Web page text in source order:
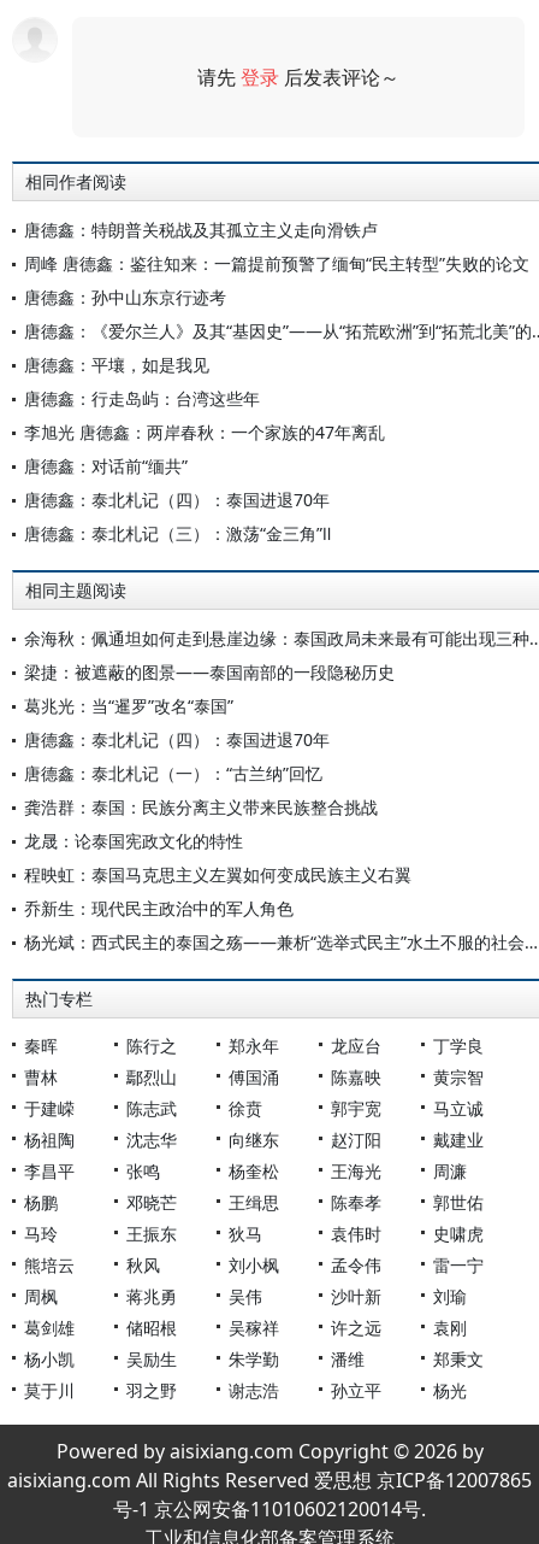
请先登录 后发表评论～
相同作者阅读
唐德鑫：特朗普关税战及其孤立主义走向滑铁卢
周峰 唐德鑫：鉴往知来：一篇提前预警了缅甸“民主转型”失败的论文
唐德鑫：孙中山东京行迹考
唐德鑫：《爱尔兰人》
唐德鑫：平壤，如是我见
唐德鑫：行走岛屿：台湾这些年
李旭光 唐德鑫：两岸春秋：一个家族的47年离乱
唐德鑫：对话前“缅共”
唐德鑫：泰北札记（四）：泰国进退70年
唐德鑫：泰北札记（三）：激荡“金三角”Ⅱ
相同主题阅读
余海秋：佩通坦如何走到悬崖
梁捷：被遮蔽的图景——泰国南部的一段隐秘历史
葛兆光：当“暹罗”改名“泰国”
唐德鑫：泰北札记（四）：泰国进退70年
唐德鑫：泰北札记（一）：“古兰纳”回忆
龚浩群：泰国：民族分离主义带来民族整合挑战
龙晟：论泰国宪政文化的特性
程映虹：泰国马克思主义左翼如何变成民族主义右翼
乔新生：现代民主政治中的军人角色
杨光斌：西式民主的泰国之殇——兼析“选举式民主”水土不服的社会历史文化原因
热门专栏
秦晖 陈行之 郑永年 龙应台
丁学良
曹林
鄢烈山 傅国涌 陈嘉映
黄宗智
于建嵘
陈志武 徐贲 郭宇宽
马立诚
杨祖陶
沈志华 向继东 赵汀阳
戴建业
李昌平
张鸣 杨奎松 王海光
周濂
杨鹏
邓晓芒 王缉思 陈奉孝
郭世佑
马玲
王振东 狄马 袁伟时
史啸虎
熊培云
秋风 刘小枫 孟令伟
雷一宁
周枫
蒋兆勇 吴伟 沙叶新
刘瑜
葛剑雄
储昭根 吴稼祥 许之远
袁刚
杨小凯
吴励生 朱学勤 潘维
郑秉文
莫于川
羽之野 谢志浩 孙立平 杨光
Powered by aisixiang.com Copyright © 2026 by
aisixiang.com All Rights Reserved 爱思想 京ICP备12007865
号-1 京公网安备11010602120014号.
工业和信息化部备案管理系统